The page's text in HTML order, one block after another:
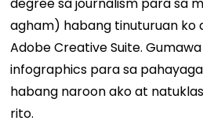
agham) habang tinuturuan ko
Adobe Creative Suite.
infographics para sa
habang naroon ako at
rito.